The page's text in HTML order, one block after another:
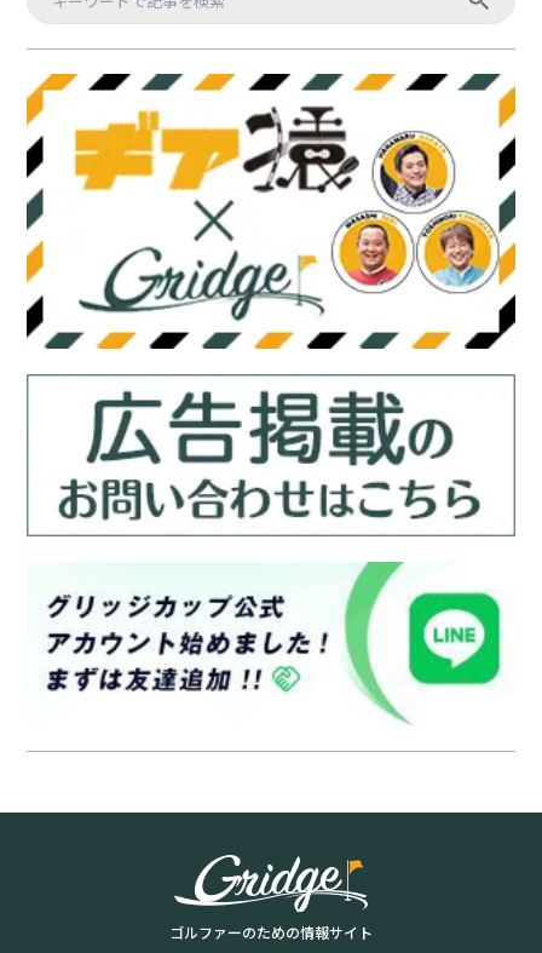
ゴルファーのための情報サイト